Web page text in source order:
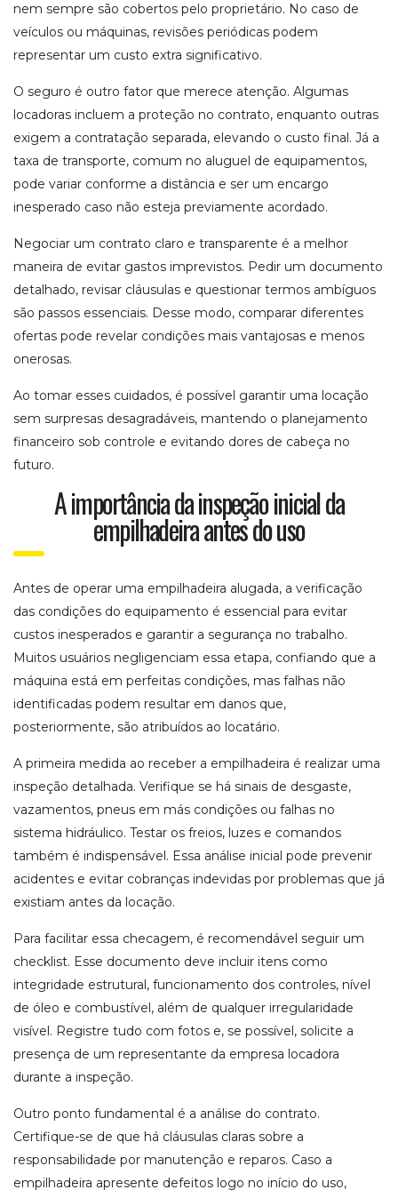
nem sempre são cobertos pelo proprietário. No caso de
veículos ou máquinas, revisões periódicas podem
representar um custo extra significativo.
O seguro é outro fator que merece atenção. Algumas
locadoras incluem a proteção no contrato, enquanto outras
exigem a contratação separada, elevando o custo final. Já a
taxa de transporte, comum no aluguel de equipamentos,
pode variar conforme a distância e ser um encargo
inesperado caso não esteja previamente acordado.
Negociar um contrato claro e transparente é a melhor
maneira de evitar gastos imprevistos. Pedir um documento
detalhado, revisar cláusulas e questionar termos ambíguos
são passos essenciais. Desse modo, comparar diferentes
ofertas pode revelar condições mais vantajosas e menos
onerosas.
Ao tomar esses cuidados, é possível garantir uma locação
sem surpresas desagradáveis, mantendo o planejamento
financeiro sob controle e evitando dores de cabeça no
futuro.
A importância da inspeção inicial da
empilhadeira antes do uso
Antes de operar uma empilhadeira alugada, a verificação
das condições do equipamento é essencial para evitar
custos inesperados e garantir a segurança no trabalho.
Muitos usuários negligenciam essa etapa, confiando que a
máquina está em perfeitas condições, mas falhas não
identificadas podem resultar em danos que,
posteriormente, são atribuídos ao locatário.
A primeira medida ao receber a empilhadeira é realizar uma
inspeção detalhada. Verifique se há sinais de desgaste,
vazamentos, pneus em más condições ou falhas no
sistema hidráulico. Testar os freios, luzes e comandos
também é indispensável. Essa análise inicial pode prevenir
acidentes e evitar cobranças indevidas por problemas que já
existiam antes da locação.
Para facilitar essa checagem, é recomendável seguir um
checklist. Esse documento deve incluir itens como
integridade estrutural, funcionamento dos controles, nível
de óleo e combustível, além de qualquer irregularidade
visível. Registre tudo com fotos e, se possível, solicite a
presença de um representante da empresa locadora
durante a inspeção.
Outro ponto fundamental é a análise do contrato.
Certifique-se de que há cláusulas claras sobre a
responsabilidade por manutenção e reparos. Caso a
empilhadeira apresente defeitos logo no início do uso,